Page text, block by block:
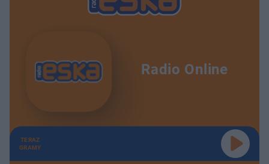
Radio Online
TERAZ
GRAMY